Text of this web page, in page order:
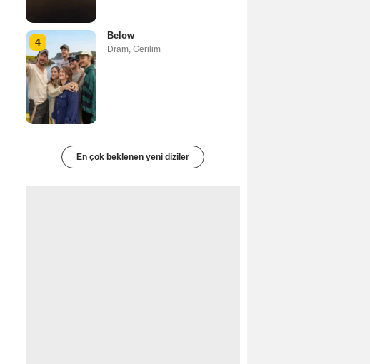
4
Below
Dram Gerilim
En çok beklenen yeni diziler